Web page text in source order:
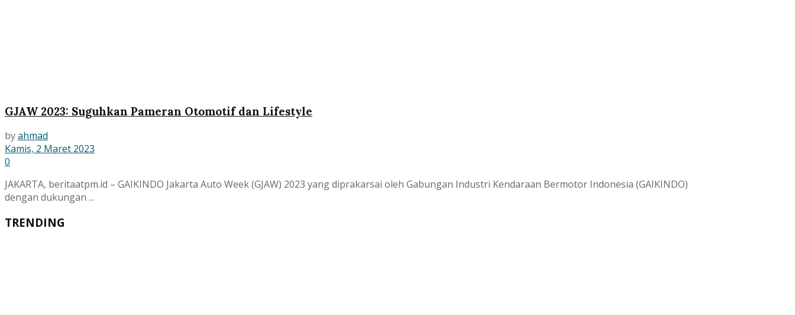
GJAW 2023: Suguhkan Pameran Otomotif dan Lifestyle
byahmad
Kamis, 2 Maret 2023
0
JAKARTA, beritaatpm.id – GAIKINDO Jakarta Auto Week (GJAW) 2023 yang diprakarsai oleh Gabungan Industri Kendaraan Bermotor Indonesia (GAIKINDO)
dengan dukungan ...
TRENDING